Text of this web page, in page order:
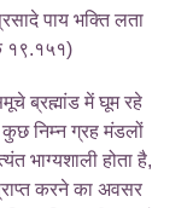
पाय भक्ति लता
१९.१५१)
ब्रह्मांड में घूम रहे
निम्न ग्रह मंडलों
भाग्यशाली होता है,
करने का अवसर